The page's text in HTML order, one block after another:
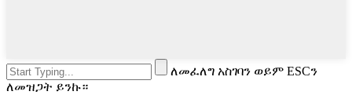
ለመፈለግ አስገባን ወይም ESCን
ለመዝጋት ይንኩ።